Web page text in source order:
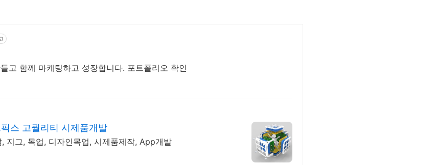
고 함께 마케팅하고 성장합니다. 포트폴리오 확인
스 고퀄리티 시제품개발
지그, 목업, 디자인목업, 시제품제작, App개발